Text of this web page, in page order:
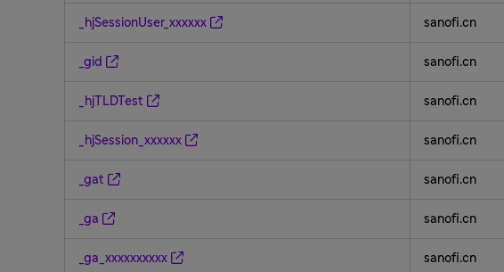
_hjSessionUser_xxxxxx sanofi.cn
_gid sanofi.cn
_hjTLDTest sanofi.cn
_hjSession_xxxxxx sanofi.cn
_gat sanofi.cn
_ga sanofi.cn
_ga_xxxxxxxxxx sanofi.cn